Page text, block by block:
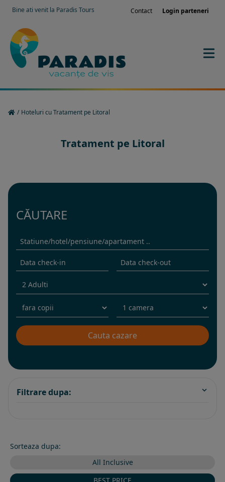
Bine ati venit la Paradis Tours Contact Login parteneri
/ Hoteluri cu Tratament pe Litoral
Tratament pe Litoral
CĂUTARE
Filtrare dupa:
Sorteaza dupa:
All Inclusive